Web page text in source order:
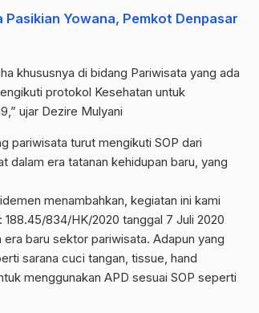
Pasikian Yowana, Pemkot Denpasar
khususnya di bidang Pariwisata yang ada
protokol Kesehatan untuk
ujar Dezire Mulyani
pariwisata turut mengikuti SOP dari
dalam era tatanan kehidupan baru, yang
menambahkan, kegiatan ini kami
834/HK/2020 tanggal 7 Juli 2020
baru sektor pariwisata. Adapun yang
sarana cuci tangan, tissue, hand
menggunakan APD sesuai SOP seperti